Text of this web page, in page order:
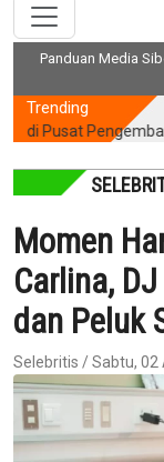
Panduan Media
Trending
Pengembangan
Momen
Carlina,
dan Peluk
Selebritis / Sabtu, 02